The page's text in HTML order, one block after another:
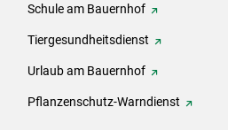
Schule am Bauernhof
Tiergesundheitsdienst
Urlaub am Bauernhof
Pflanzenschutz-Warndienst